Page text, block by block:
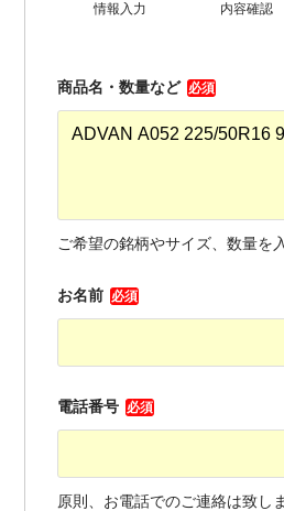
情報入力
内容確認
商品名・数量など 必須
ご希望の銘柄やサイズ、数量を
お名前 必須
電話番号 必須
原則、お電話でのご連絡は致し